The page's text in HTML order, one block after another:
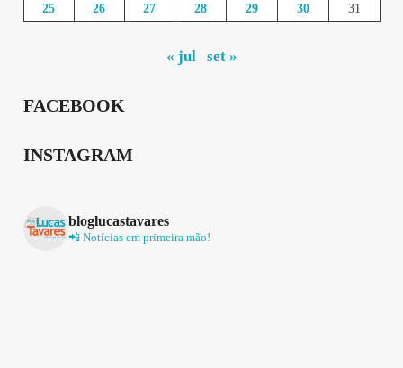
25
26 27 28 29 30 31
« jul set »
FACEBOOK
INSTAGRAM
bloglucastavares
📲 Notícias em primeira mão!